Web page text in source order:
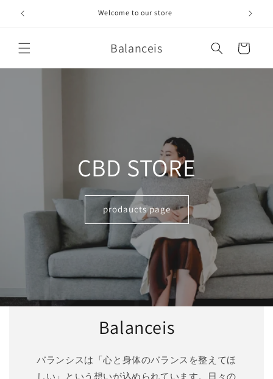
ンツに
Welcome to our store
Balanceis
ー
CBD STORE
prodaucts page
Balanceis
バランシスは「心と身体のバランスを整えてほ
しい」という想いが込められています。日々の